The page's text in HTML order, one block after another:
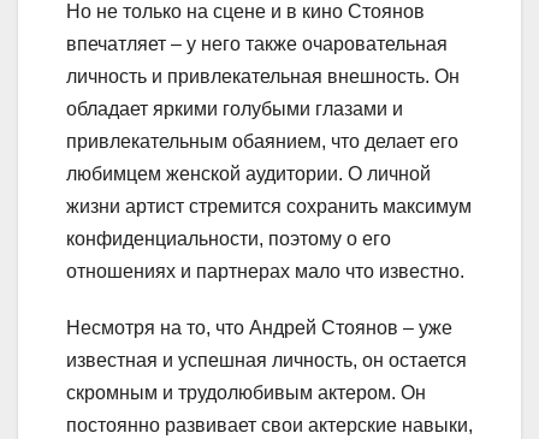
Но не только на сцене и в кино Стоянов
впечатляет – у него также очаровательная
личность и привлекательная внешность. Он
обладает яркими голубыми глазами и
привлекательным обаянием, что делает его
любимцем женской аудитории. О личной
жизни артист стремится сохранить максимум
конфиденциальности, поэтому о его
отношениях и партнерах мало что известно.
Несмотря на то, что Андрей Стоянов – уже
известная и успешная личность, он остается
скромным и трудолюбивым актером. Он
постоянно развивает свои актерские навыки,